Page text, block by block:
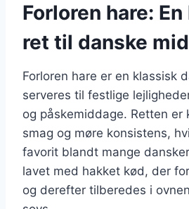
Forloren hare:
ret til danske
Forloren hare er en klassisk
serveres til festlige
og påskemiddage. Retten er
smag og møre konsistens,
favorit blandt mange
lavet med hakket kød, der
og derefter tilberedes i